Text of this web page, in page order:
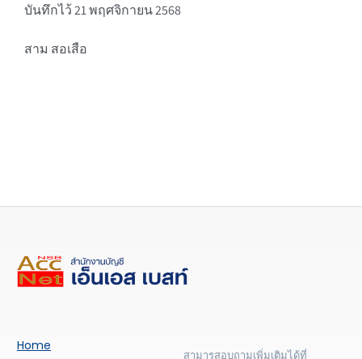
บันทึกไว้ 21 พฤศจิกายน 2568
สาม สอเสือ
Home
สามารสอบถามเพิ่มเติมได้ที่